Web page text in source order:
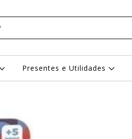
Presentes e Utilidades